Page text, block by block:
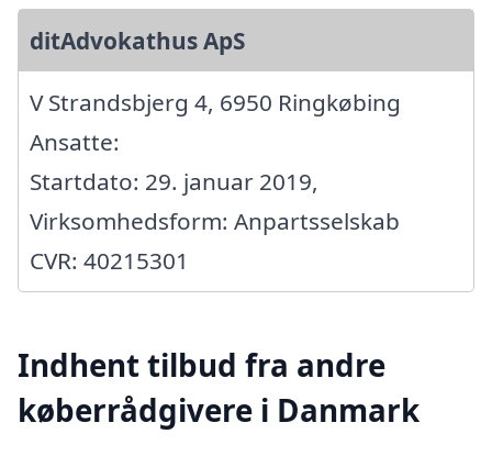
ditAdvokathus ApS
V Strandsbjerg 4, 6950 Ringkøbing
Ansatte:
Startdato: 29. januar 2019,
Virksomhedsform: Anpartsselskab
CVR: 40215301
Indhent tilbud fra andre
køberrådgivere i Danmark